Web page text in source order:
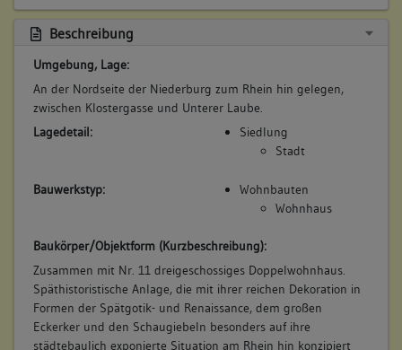
Beschreibung
Umgebung, Lage:
An der Nordseite der Niederburg zum Rhein hin gelegen,
zwischen Klostergasse und Unterer Laube.
Lagedetail:
Siedlung
Stadt
Bauwerkstyp:
Wohnbauten
Wohnhaus
Baukörper/Objektform (Kurzbeschreibung):
Zusammen mit Nr. 11 dreigeschossiges Doppelwohnhaus.
Späthistoristische Anlage, die mit ihrer reichen Dekoration in
Formen der Spätgotik- und Renaissance, dem großen
Eckerker und den Schaugiebeln besonders auf ihre
städtebaulich exponierte Situation am Rhein hin konzipiert